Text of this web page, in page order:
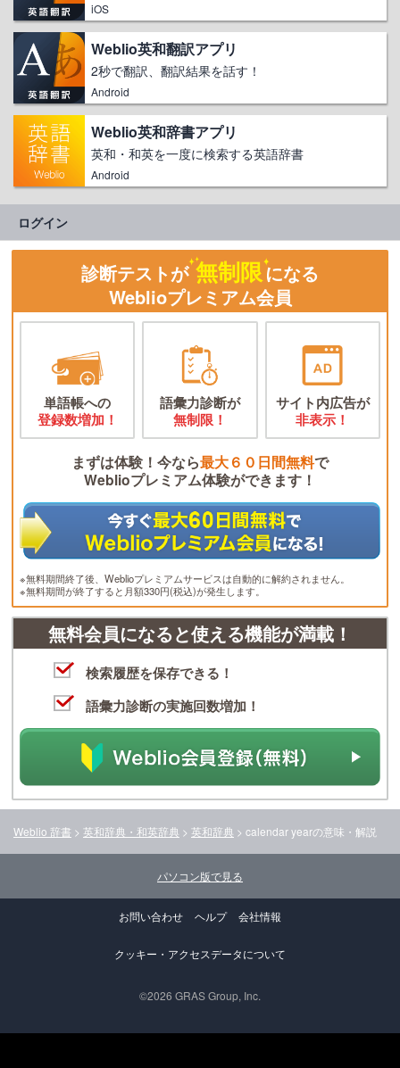
iOS
Weblio英和翻訳アプリ
2秒で翻訳、翻訳結果を話す！
Android
Weblio英和辞書アプリ
英和・和英を一度に検索する英語辞書
Android
ログイン
診断テストが 無制限になる
Weblioプレミアム会員
単語帳への
登録数増加！
語彙力診断が
無制限！
サイト内広告が
非表示！
まずは体験！今なら最大６０日間無料で
Weblioプレミアム体験ができます！
※無料期間終了後、Weblioプレミアムサービスは自動的に解約されません。
※無料期間が終了すると月額330円(税込)が発生します。
無料会員になると使える機能が満載！
検索履歴を保存できる！
語彙力診断の実施回数増加！
Weblio 辞書 > 英和辞典・和英辞典 > 英和辞典 > calendar yearの意味・解説
パソコン版で見る
お問い合わせ ヘルプ 会社情報
クッキー・アクセスデータについて
©2026 GRAS Group, Inc.